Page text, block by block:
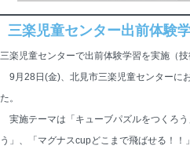
三楽児童センター出前体験
三楽児童センターで出前体験学習を実施（技
9月28日(金)、北見市三楽児童センターに
た。
実施テーマは「キューブパズルをつくろ
う」、「マグナスcupどこまで飛ばせる！